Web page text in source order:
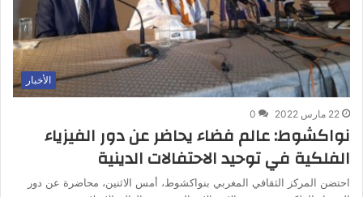
الأخبار
22 مارس 2022 0
نواكشوط: عالم فضاء يحاضر عن دور الفيزياء
الفلكية في توحيد الاحتفالات الدينية
احتضن المركز الثقافي المغربي بنواكشوط، أمس الاثنين، محاضرة عن دور